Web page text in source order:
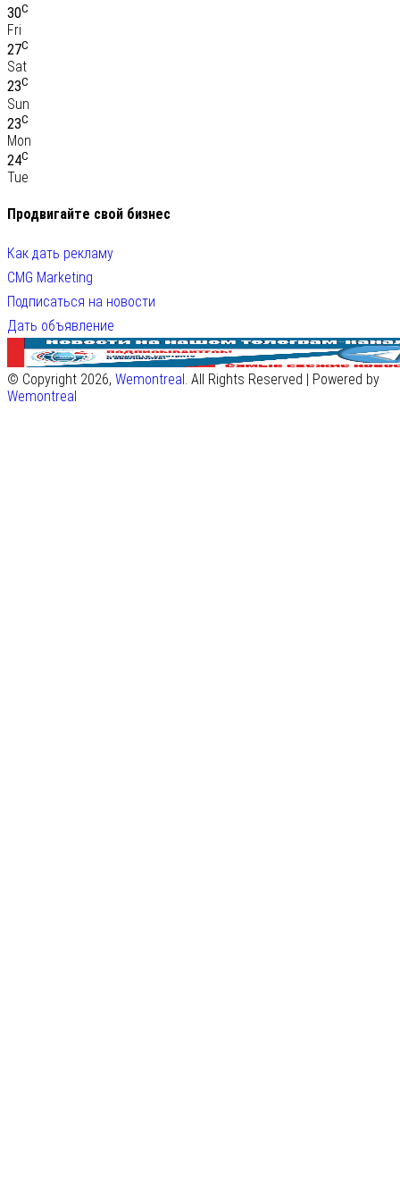
30C
Fri
27C
Sat
23C
Sun
23C
Mon
24C
Tue
Продвигайте свой бизнес
Как дать рекламу
CMG Marketing
Подписаться на новости
Дать объявление
© Copyright 2026, Wemontreal. All Rights Reserved | Powered by
Wemontreal